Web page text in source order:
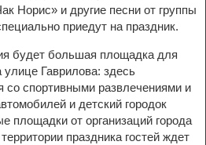
Норис» и другие песни от группы
приедут на праздник.
будет большая площадка для
улице Гаврилова: здесь
со спортивными развлечениями и
и детский городок
площадки от организаций города
праздника гостей ждет